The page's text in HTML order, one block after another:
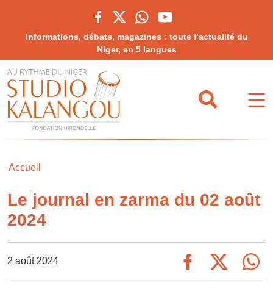
Informations, débats, magazines : toute l’actualité du
Niger, en 5 langues
Accueil
Le journal en zarma du 02 août
2024
2 août 2024